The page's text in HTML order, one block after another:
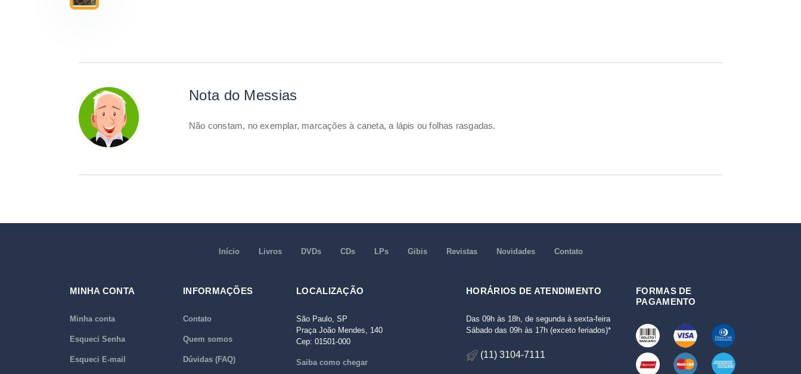
Nota do Messias
Não constam, no exemplar, marcações à caneta, a lápis ou folhas rasgadas.
Início Livros DVDs CDs LPs Gibis Revistas Novidades Contato
MINHA CONTA
Minha conta
Esqueci Senha
Esqueci E-mail
INFORMAÇÕES
Contato
Quem somos
Dúvidas (FAQ)
LOCALIZAÇÃO
São Paulo, SP
Praça João Mendes, 140
Cep: 01501-000
Saiba como chegar
HORÁRIOS DE ATENDIMENTO
Das 09h às 18h, de segunda à sexta-feira
Sábado das 09h às 17h (exceto feriados)*
(11) 3104-7111
FORMAS DE
PAGAMENTO